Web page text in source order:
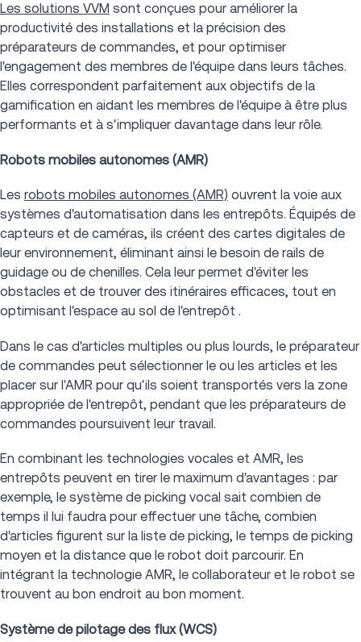
Les solutions VVM sont conçues pour améliorer la
productivité des installations et la précision des
préparateurs de commandes, et pour optimiser
l'engagement des membres de l'équipe dans leurs tâches.
Elles correspondent parfaitement aux objectifs de la
gamification en aidant les membres de l'équipe à être plus
performants et à s'impliquer davantage dans leur rôle.
Robots mobiles autonomes (AMR)
Les robots mobiles autonomes (AMR) ouvrent la voie aux
systèmes d'automatisation dans les entrepôts. Équipés de
capteurs et de caméras, ils créent des cartes digitales de
leur environnement, éliminant ainsi le besoin de rails de
guidage ou de chenilles. Cela leur permet d'éviter les
obstacles et de trouver des itinéraires efficaces, tout en
optimisant l'espace au sol de l'entrepôt .
Dans le cas d'articles multiples ou plus lourds, le préparateur
de commandes peut sélectionner le ou les articles et les
placer sur l'AMR pour qu'ils soient transportés vers la zone
appropriée de l'entrepôt, pendant que les préparateurs de
commandes poursuivent leur travail.
En combinant les technologies vocales et AMR, les
entrepôts peuvent en tirer le maximum d'avantages : par
exemple, le système de picking vocal sait combien de
temps il lui faudra pour effectuer une tâche, combien
d'articles figurent sur la liste de picking, le temps de picking
moyen et la distance que le robot doit parcourir. En
intégrant la technologie AMR, le collaborateur et le robot se
trouvent au bon endroit au bon moment.
Système de pilotage des flux (WCS)